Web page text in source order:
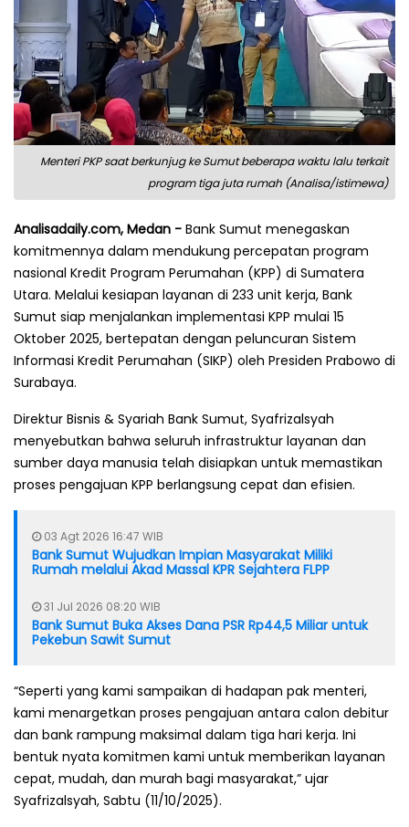
Menteri PKP saat berkunjug ke Sumut beberapa waktu lalu terkait
program tiga juta rumah (Analisa/istimewa)
Analisadaily.com, Medan - Bank Sumut menegaskan
komitmennya dalam mendukung percepatan program
nasional Kredit Program Perumahan (KPP) di Sumatera
Utara. Melalui kesiapan layanan di 233 unit kerja, Bank
Sumut siap menjalankan implementasi KPP mulai 15
Oktober 2025, bertepatan dengan peluncuran Sistem
Informasi Kredit Perumahan (SIKP) oleh Presiden Prabowo di
Surabaya.
Direktur Bisnis & Syariah Bank Sumut, Syafrizalsyah
menyebutkan bahwa seluruh infrastruktur layanan dan
sumber daya manusia telah disiapkan untuk memastikan
proses pengajuan KPP berlangsung cepat dan efisien.
03 Agt 2026 16:47 WIB
Bank Sumut Wujudkan Impian Masyarakat Miliki
Rumah melalui Akad Massal KPR Sejahtera FLPP
31 Jul 2026 08:20 WIB
Bank Sumut Buka Akses Dana PSR Rp44,5 Miliar untuk
Pekebun Sawit Sumut
“Seperti yang kami sampaikan di hadapan pak menteri,
kami menargetkan proses pengajuan antara calon debitur
dan bank rampung maksimal dalam tiga hari kerja. Ini
bentuk nyata komitmen kami untuk memberikan layanan
cepat, mudah, dan murah bagi masyarakat,” ujar
Syafrizalsyah, Sabtu (11/10/2025).